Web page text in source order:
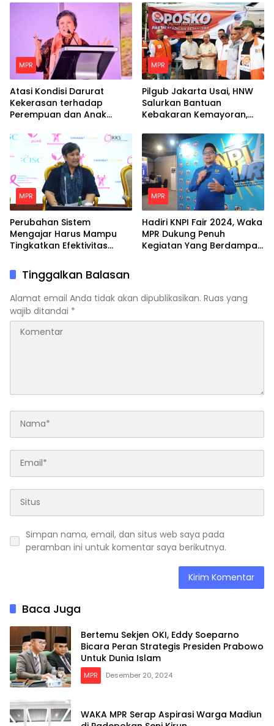
Islam
MPR
Atasi Kondisi Darurat
Kekerasan terhadap
Perempuan dan Anak
MPR
Pilgub Jakarta Usai, HNW
Salurkan Bantuan
Kebakaran Kemayoran,
Hunian Tetap Bagi Para
Korban
MPR
Perubahan Sistem
Mengajar Harus Mampu
Tingkatkan Efektivitas
MPR
Hadiri KNPI Fair 2024, Waka
MPR Dukung Penuh
Kegiatan Yang Berdampak
Tinggalkan Balasan
Alamat email Anda tidak akan dipublikasikan. Ruas yang
wajib ditandai *
Simpan nama, email, dan situs web saya pada
peramban ini untuk komentar saya berikutnya.
Baca Juga
Bertemu Sekjen OKI, Eddy Soeparno
Bicara Peran Strategis Presiden Prabowo
Untuk Dunia Islam
MPR Desember 20, 2024
WAKA MPR Serap Aspirasi Warga Madiun